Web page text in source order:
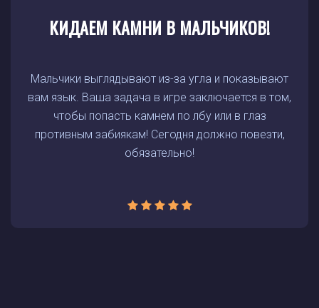
КИДАЕМ КАМНИ В МАЛЬЧИКОВ!
Мальчики выглядывают из-за угла и показывают
вам язык. Ваша задача в игре заключается в том,
чтобы попасть камнем по лбу или в глаз
противным забиякам! Сегодня должно повезти,
обязательно!